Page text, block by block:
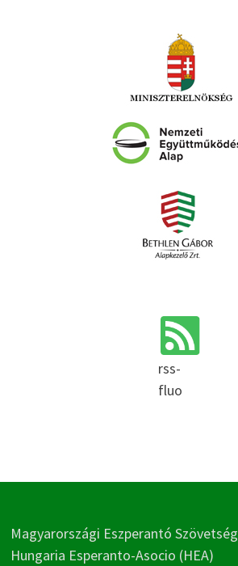
rss-
fluo
Magyarországi Eszperantó Szövetség
Hungaria Esperanto-Asocio (HEA)